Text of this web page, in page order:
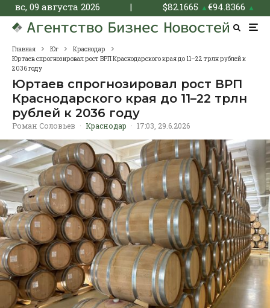
вс, 09 августа 2026 | $82.1665 ▲€94.8366 ▲
Главная Юг
Краснодар
Юртаев спрогнозировал рост ВРП Краснодарского края до 11–22 трлн рублей к
2036 году
Юртаев спрогнозировал рост ВРП
Краснодарского края до 11–22 трлн
рублей к 2036 году
Роман Соловьев · Краснодар · 17:03, 29.6.2026